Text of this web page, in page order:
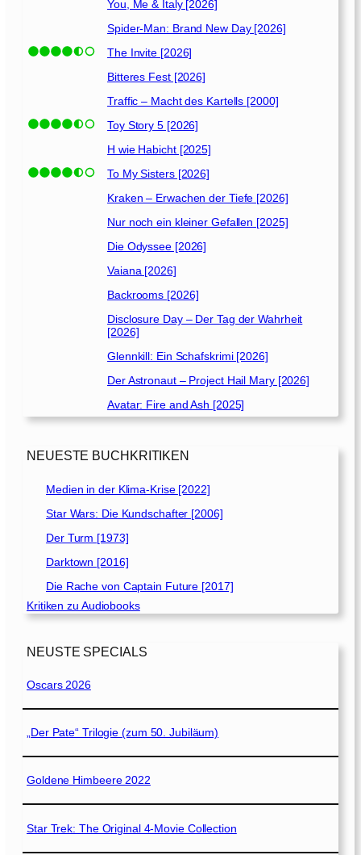
You, Me & Italy [2026]
Spider-Man: Brand New Day [2026]
The Invite [2026]
Bitteres Fest [2026]
Traffic – Macht des Kartells [2000]
Toy Story 5 [2026]
H wie Habicht [2025]
To My Sisters [2026]
Kraken – Erwachen der Tiefe [2026]
Nur noch ein kleiner Gefallen [2025]
Die Odyssee [2026]
Vaiana [2026]
Backrooms [2026]
Disclosure Day – Der Tag der Wahrheit
[2026]
Glennkill: Ein Schafskrimi [2026]
Der Astronaut – Project Hail Mary [2026]
Avatar: Fire and Ash [2025]
NEUESTE BUCHKRITIKEN
Medien in der Klima-Krise [2022]
Star Wars: Die Kundschafter [2006]
Der Turm [1973]
Darktown [2016]
Die Rache von Captain Future [2017]
Kritiken zu Audiobooks
NEUSTE SPECIALS
Oscars 2026
„Der Pate“ Trilogie (zum 50. Jubiläum)
Goldene Himbeere 2022
Star Trek: The Original 4-Movie Collection